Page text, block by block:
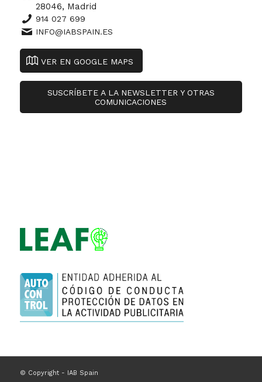
28046, Madrid
914 027 699
INFO@IABSPAIN.ES
VER EN GOOGLE MAPS
SUSCRÍBETE A LA NEWSLETTER Y OTRAS
COMUNICACIONES
© Copyright - IAB Spain